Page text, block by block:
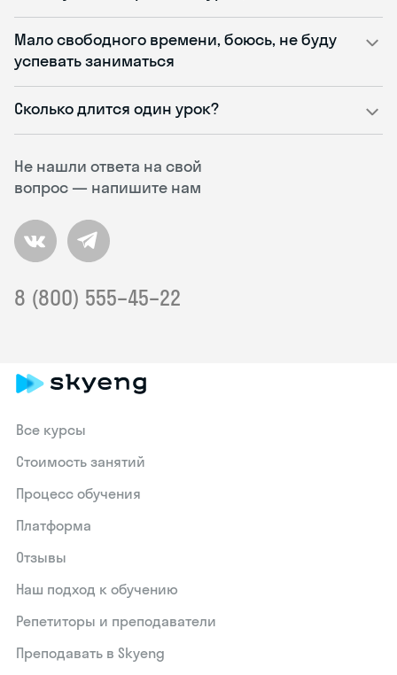
Не нашли ответа на свой
вопрос — напишите нам
8 (800) 555–45–22
Мало свободного времени, боюсь, не буду
успевать заниматься
Сколько длится один урок?
Все курсы
Стоимость занятий
Процесс обучения
Платформа
Отзывы
Наш подход к обучению
Репетиторы и преподаватели
Преподавать в Skyeng